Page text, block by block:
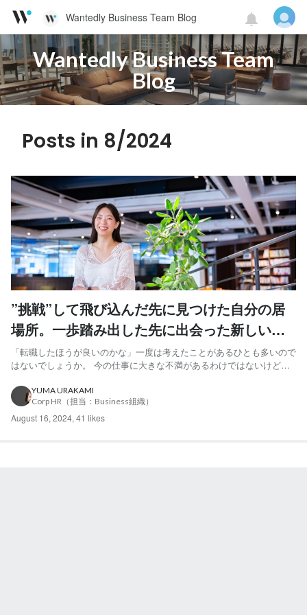
Wantedly Business Team Blog
Wantedly Business Team
Blog
Posts in 8/2024
”挑戦”して飛び込んだ先に見つけた自分の居
場所。一歩踏み出した先に出会った新しい自
分
「転職したほうが良いのかな」一度は考えたことがあるひとも多いので
はないでしょうか。 今の仕事に大きな不満があるわけではないけど、
出会えた新しい自分。「”挑戦”したからこそ、最高の場所（チーム）に
出会えた」と語る彼女のストーリーをご紹介します。 登場人...
YUMA URAKAMI
Corp HR（担当：Business組織）
August 16, 2024, 41 likes